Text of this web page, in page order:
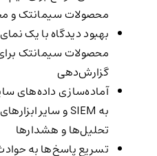
محصولات سیمانتک و
بهبود دیدگاه با یک
محصولات سیمانتک
گزارش‌دهی
آماده‌سازی داده‌های
تحلیل‌ها و هشدارها
تسریع پاسخ‌ها به